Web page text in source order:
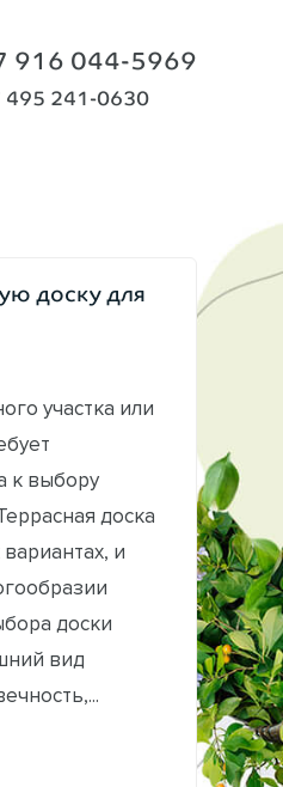
916 044-5969
495 241-0630
доску для
участка или
к выбору
доска
и
доски
вид